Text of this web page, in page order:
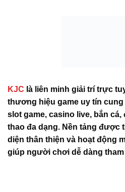
KJC là liên minh giải trí trực
thương hiệu game uy tín
slot game, casino live, bắn
thao đa dạng. Nền tảng được
diện thân thiện và hoạt động
giúp người chơi dễ dàng tham